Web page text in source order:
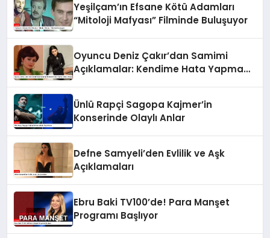
Yeşilçam’ın Efsane Kötü Adamları
“Mitoloji Mafyası” Filminde Buluşuyor
Oyuncu Deniz Çakır’dan Samimi
Açıklamalar: Kendime Hata Yapma
Ünlü Rapçi Sagopa Kajmer’in
Konserinde Olaylı Anlar
Defne Samyeli’den Evlilik ve Aşk
Açıklamaları
Ebru Baki TV100’de! Para Manşet
Programı Başlıyor